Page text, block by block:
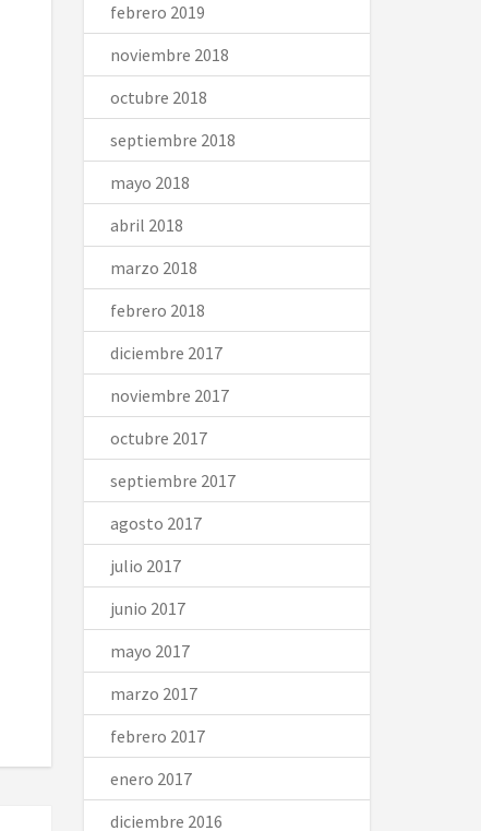
febrero 2019
noviembre 2018
octubre 2018
septiembre 2018
mayo 2018
abril 2018
marzo 2018
febrero 2018
diciembre 2017
noviembre 2017
octubre 2017
septiembre 2017
agosto 2017
julio 2017
junio 2017
mayo 2017
marzo 2017
febrero 2017
enero 2017
diciembre 2016